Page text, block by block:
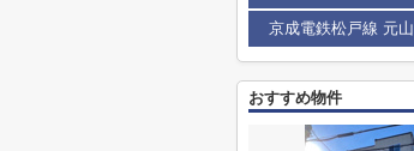
京成電鉄松戸線 元山
おすすめ物件